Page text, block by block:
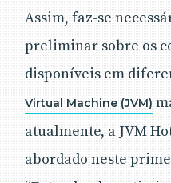
Assim, faz-se
preliminar sobre os
disponíveis em
Virtual Machine (JVM)
atualmente, a JVM
abordado neste